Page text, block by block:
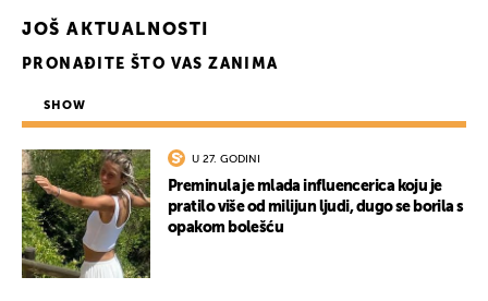
JOŠ AKTUALNOSTI
PRONAĐITE ŠTO VAS ZANIMA
SHOW
U 27. GODINI
Preminula je mlada influencerica koju je
pratilo više od milijun ljudi, dugo se borila s
opakom bolešću